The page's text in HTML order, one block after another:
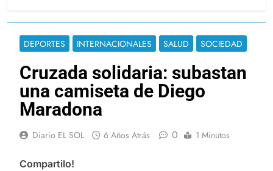
DEPORTES INTERNACIONALES SALUD SOCIEDAD
Cruzada solidaria: subastan
una camiseta de Diego
Maradona
Diario EL SOL 6 Años Atrás 0 1 Minutos
Compartilo!